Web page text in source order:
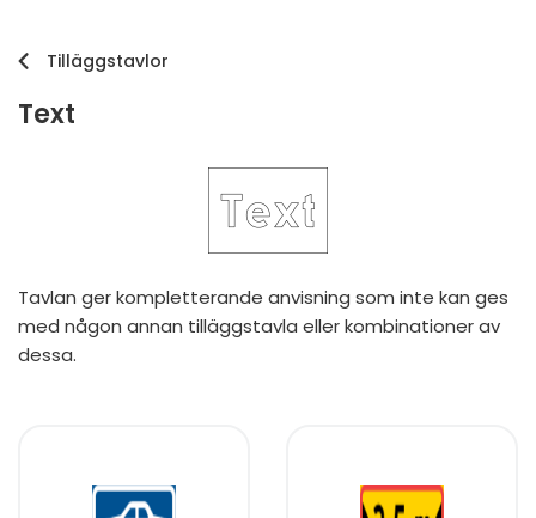
Tilläggstavlor
Text
Tavlan ger kompletterande anvisning som inte kan ges
med någon annan tilläggstavla eller kombinationer av
dessa.